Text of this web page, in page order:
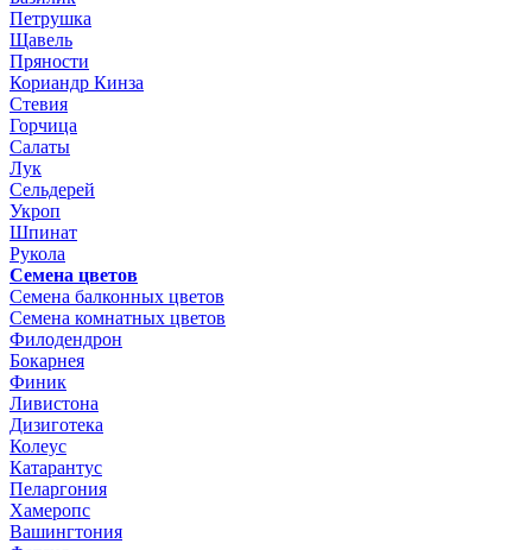
Петрушка
Щавель
Пряности
Кориандр Кинза
Стевия
Горчица
Салаты
Лук
Сельдерей
Укроп
Шпинат
Рукола
Семена цветов
Семена балконных цветов
Семена комнатных цветов
Филодендрон
Бокарнея
Финик
Ливистона
Дизиготека
Колеус
Катарантус
Пеларгония
Хамеропс
Вашингтония